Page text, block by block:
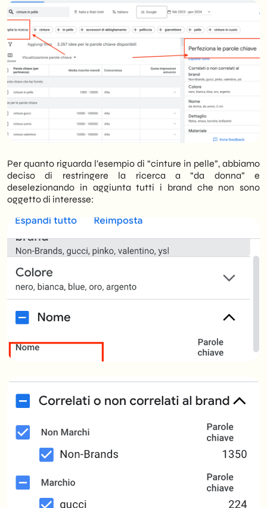
Per quanto riguarda l’esempio di “cinture in pelle”, abbiamo
deciso di restringere la ricerca a “da donna” e
deselezionando in aggiunta tutti i brand che non sono
oggetto di interesse: